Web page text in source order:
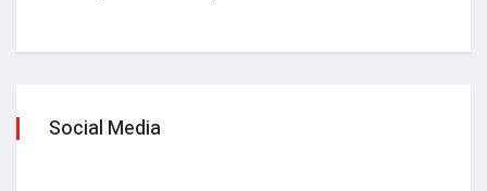
Social Media